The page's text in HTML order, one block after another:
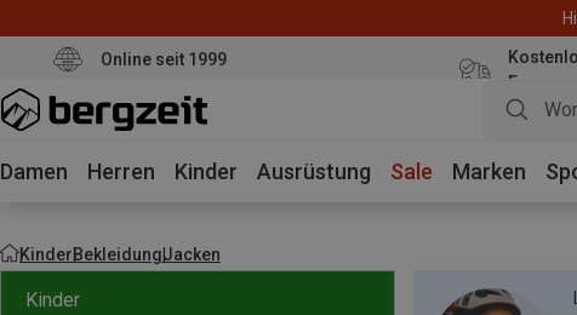
Online seit 1999
Euro
Damen Herren Kinder Ausrüstung Sale Marken
KinderBekleidungJacken
Kinder